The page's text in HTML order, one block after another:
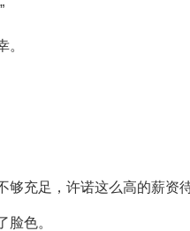
。
够充足，许诺这么高的薪资
色。